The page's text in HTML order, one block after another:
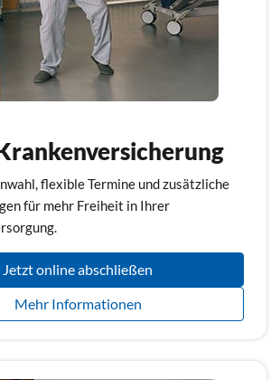
flexible Termine und zusätzliche
für mehr Freiheit in Ihrer
Jetzt online abschließen
Mehr Informationen